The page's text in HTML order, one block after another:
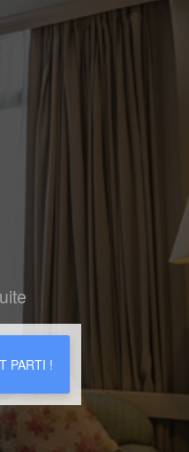
PARTI !